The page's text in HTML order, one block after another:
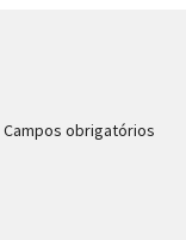
Campos obrigatórios